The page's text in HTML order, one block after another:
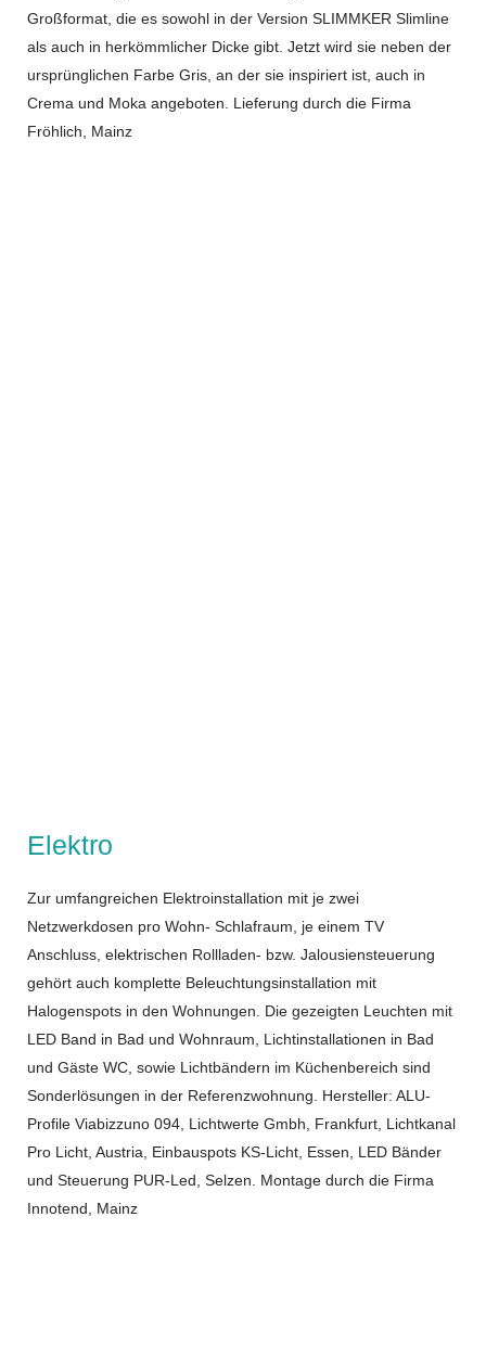
Großformat, die es sowohl in der Version SLIMMKER Slimline
als auch in herkömmlicher Dicke gibt. Jetzt wird sie neben der
ursprünglichen Farbe Gris, an der sie inspiriert ist, auch in
Crema und Moka angeboten. Lieferung durch die Firma
Fröhlich, Mainz
Elektro
Zur umfangreichen Elektroinstallation mit je zwei
Netzwerkdosen pro Wohn- Schlafraum, je einem TV
Anschluss, elektrischen Rollladen- bzw. Jalousiensteuerung
gehört auch komplette Beleuchtungsinstallation mit
Halogenspots in den Wohnungen. Die gezeigten Leuchten mit
LED Band in Bad und Wohnraum, Lichtinstallationen in Bad
und Gäste WC, sowie Lichtbändern im Küchenbereich sind
Sonderlösungen in der Referenzwohnung. Hersteller: ALU-
Profile Viabizzuno 094, Lichtwerte Gmbh, Frankfurt, Lichtkanal
Pro Licht, Austria, Einbauspots KS-Licht, Essen, LED Bänder
und Steuerung PUR-Led, Selzen. Montage durch die Firma
Innotend, Mainz